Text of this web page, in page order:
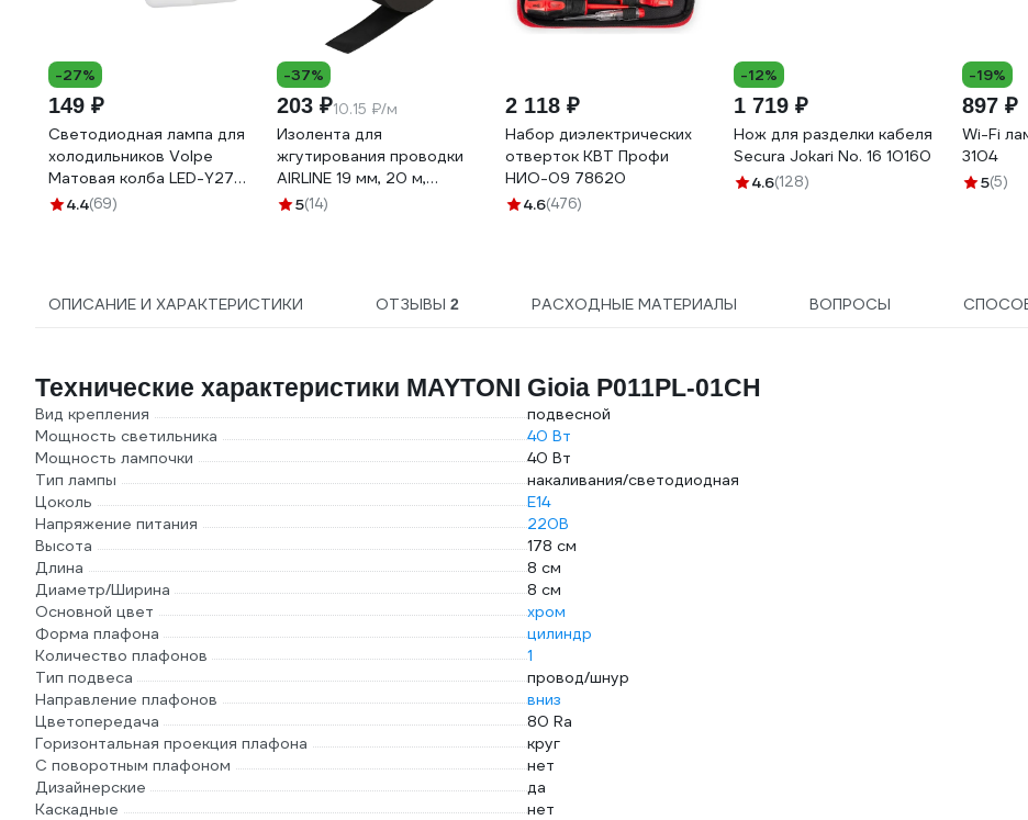
-27%
149 ₽
Светодиодная лампа для
холодильников Volpe
Матовая колба LED-Y27-
3W/WW/E14/FR/Z UL-
4.4(69)
-37%
203 ₽10.15 ₽/м
Изолента для
жгутирования проводки
AIRLINE 19 мм, 20 м,
термостойкая, на основе
5(14)
2 118 ₽
Набор диэлектрических
отверток КВТ Профи
НИО-09 78620
4.6(476)
-12%
1 719 ₽
Нож для разделки кабеля
Secura Jokari No. 16 10160
4.6(128)
-19%
897 ₽
Wi-Fi
3104
5(5)
ОПИСАНИЕ И ХАРАКТЕРИСТИКИ ОТЗЫВЫ 2 РАСХОДНЫЕ МАТЕРИАЛЫ ВОПРОСЫ
Технические характеристики MAYTONI Gioia P011PL-01CH
Вид крепления
подвесной
Мощность светильника
40 Вт
Мощность лампочки
40 Вт
Тип лампы
накаливания/светодиодная
Цоколь
E14
Напряжение питания
220В
Высота
178 см
Длина
8 см
Диаметр/Ширина
8 см
Основной цвет
хром
Форма плафона
цилиндр
Количество плафонов
1
Тип подвеса
провод/шнур
Направление плафонов
вниз
Цветопередача
80 Ra
Горизонтальная проекция плафона
круг
С поворотным плафоном
нет
Дизайнерские
да
Каскадные
нет